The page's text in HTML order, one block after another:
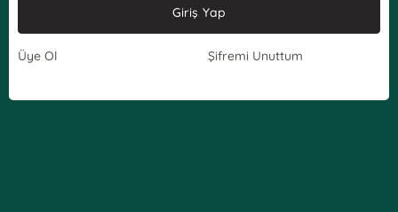
Giriş Yap
Üye Ol Şifremi Unuttum